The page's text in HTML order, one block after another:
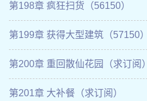
第198章 疯狂扫货（56150）
第199章 获得大型建筑（57150）
第200章 重回散仙花园（求订阅）
第201章 大补餐（求订阅）